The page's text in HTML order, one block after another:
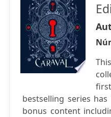
bestselling series
bonus content